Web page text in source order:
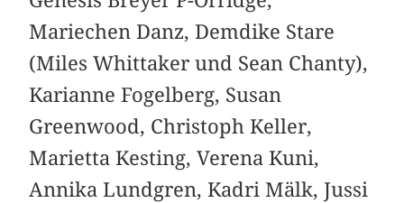
Mariechen Danz, Demdike Stare
(Miles Whittaker und Sean Chanty),
Karianne Fogelberg, Susan
Greenwood, Christoph Keller,
Marietta Kesting, Verena Kuni,
Annika Lundgren, Kadri Mälk, Jussi